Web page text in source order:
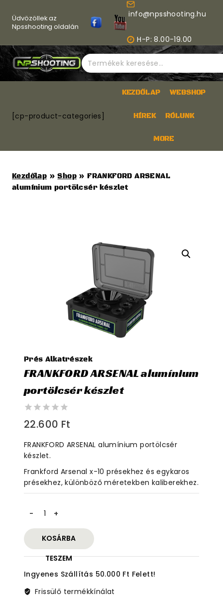
content
Üdvözöllek az
Npsshooting oldalán
info@npsshooting.hu
H-P: 8.00-19.00
Keresés
a
következőre:
[cp-product-categories]
KEZDŐLAP WEBSHOP
HÍREK RÓLUNK
MORE
Kezdőlap »Shop »FRANKFORD ARSENAL
alumínium portölcsér készlet
Prés Alkatrészek
FRANKFORD ARSENAL alumínium
portölcsér készlet
0
out
5
22.600 Ft
FRANKFORD ARSENAL alumínium portölcsér
készlet.
Frankford Arsenal x-10 présekhez és egykaros
présekhez, különböző méretekben kaliberekhez.
FRANKFORD
alumínium
portölcsér
készlet
mennyiség
KOSÁRBA
TESZEM
Ingyenes Szállítás 50.000 Ft Felett!
Frissülő termékkínálat